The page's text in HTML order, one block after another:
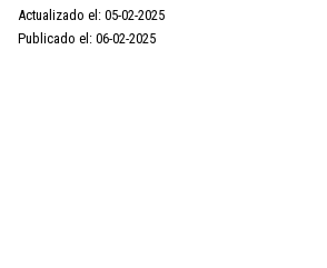
Actualizado el: 05-02-2025
Publicado el: 06-02-2025